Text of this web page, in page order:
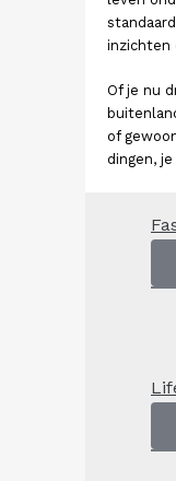
inzichten
Of je nu
of
dingen,